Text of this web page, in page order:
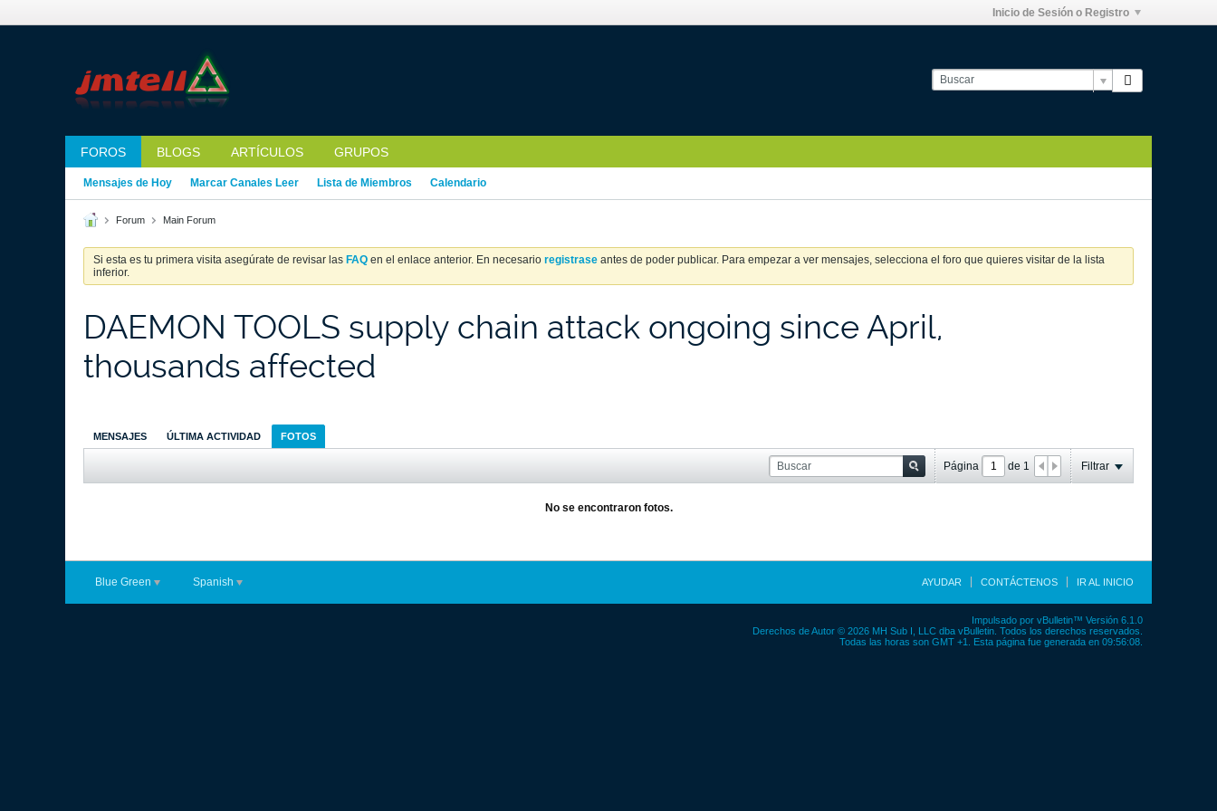
Inicio de Sesión o Registro
FOROS BLOGS ARTÍCULOS GRUPOS
Mensajes de Hoy Marcar Canales Leer Lista de Miembros Calendario
Forum Main Forum
Si esta es tu primera visita asegúrate de revisar las FAQ en el enlace anterior. En necesario registrase antes de poder publicar. Para empezar a ver mensajes, selecciona el foro que quieres visitar de la lista
inferior.
DAEMON TOOLS supply chain attack ongoing since April,
thousands affected
MENSAJES ÚLTIMA ACTIVIDAD FOTOS
Página de 1 Filtrar
No se encontraron fotos.
Blue Green Spanish AYUDAR CONTÁCTENOS IR AL INICIO
Impulsado por vBulletin™ Versión 6.1.0
Derechos de Autor © 2026 MH Sub I, LLC dba vBulletin. Todos los derechos reservados.
Todas las horas son GMT +1. Esta página fue generada en 09:56:08.